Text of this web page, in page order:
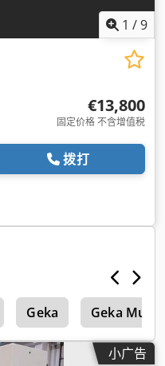
1 /9
€13,800
固定价格 不含增值税
拨打
Geka Geka
小广告